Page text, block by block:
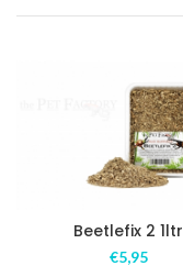
Beetlefix 2 1ltr
€5,95